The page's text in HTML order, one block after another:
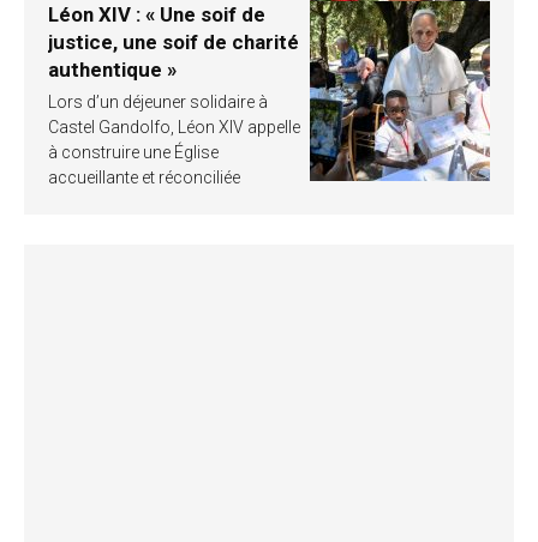
Léon XIV : « Une soif de
justice, une soif de charité
authentique »
Lors d’un déjeuner solidaire à
Castel Gandolfo, Léon XIV appelle
à construire une Église
accueillante et réconciliée